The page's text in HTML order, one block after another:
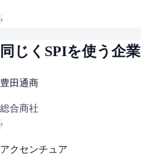
›
同じく SPIを使う企業
豊田通商
総合商社
›
アクセンチュア